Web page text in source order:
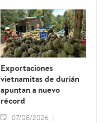
Exportaciones
vietnamitas de durián
apuntan a nuevo
récord
07/08/2026